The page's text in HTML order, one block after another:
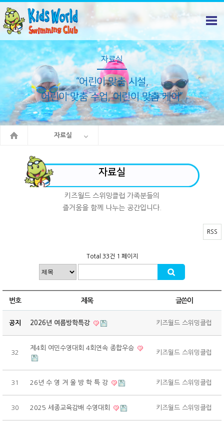
자료실
“어린이 맞춤 시설,
어린이 맞춤 수업, 어린이 맞춤 케어”
자료실
자료실
키즈월드 스위밍클럽 가족분들의
즐거움을 함께 나누는 공간입니다.
RSS
Total 33건 1 페이지
번호 제목 글쓴이
공지 2026년 여름방학특강 키즈월드 스위밍클럽
32
제4회 여민수영대회 4회연속 종합우승
키즈월드 스위밍클럽
31 26년 수 영 겨 울 방 학 특 강 키즈월드 스위밍클럽
30 2025 세종교육감배 수영대회 키즈월드 스위밍클럽